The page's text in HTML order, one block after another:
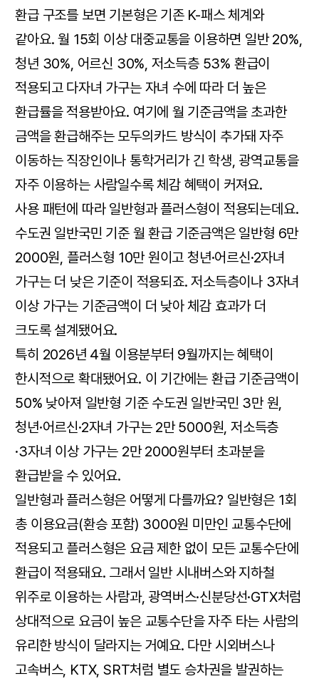
환급 구조를 보면 기본형은 기존 K-패스 체계와
같아요. 월 15회 이상 대중교통을 이용하면 일반 20%,
청년 30%, 어르신 30%, 저소득층 53% 환급이
적용되고 다자녀 가구는 자녀 수에 따라 더 높은
환급률을 적용받아요. 여기에 월 기준금액을 초과한
금액을 환급해주는 모두의카드 방식이 추가돼 자주
이동하는 직장인이나 통학거리가 긴 학생, 광역교통을
자주 이용하는 사람일수록 체감 혜택이 커져요.
사용 패턴에 따라 일반형과 플러스형이 적용되는데요.
수도권 일반국민 기준 월 환급 기준금액은 일반형 6만
2000원, 플러스형 10만 원이고 청년·어르신·2자녀
가구는 더 낮은 기준이 적용되죠. 저소득층이나 3자녀
이상 가구는 기준금액이 더 낮아 체감 효과가 더
크도록 설계됐어요.
특히 2026년 4월 이용분부터 9월까지는 혜택이
한시적으로 확대됐어요. 이 기간에는 환급 기준금액이
50% 낮아져 일반형 기준 수도권 일반국민 3만 원,
청년·어르신·2자녀 가구는 2만 5000원, 저소득층
·3자녀 이상 가구는 2만 2000원부터 초과분을
환급받을 수 있어요.
일반형과 플러스형은 어떻게 다를까요? 일반형은 1회
총 이용요금(환승 포함) 3000원 미만인 교통수단에
적용되고 플러스형은 요금 제한 없이 모든 교통수단에
환급이 적용돼요. 그래서 일반 시내버스와 지하철
위주로 이용하는 사람과, 광역버스·신분당선·GTX처럼
상대적으로 요금이 높은 교통수단을 자주 타는 사람의
유리한 방식이 달라지는 거예요. 다만 시외버스나
고속버스, KTX, SRT처럼 별도 승차권을 발권하는